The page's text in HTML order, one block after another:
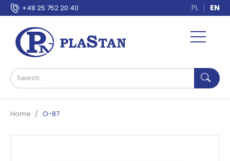
+48 25 752 20 40 PL EN
Home O-87